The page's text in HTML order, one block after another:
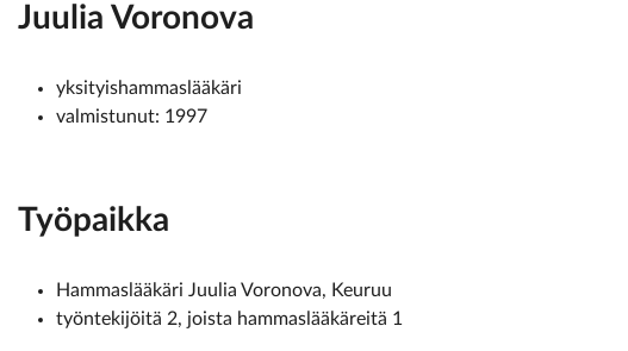
Juulia Voronova
yksityishammaslääkäri
valmistunut: 1997
Työpaikka
Hammaslääkäri Juulia ­Voronova, Keuruu
työntekijöitä 2, joista ­hammaslääkäreitä 1